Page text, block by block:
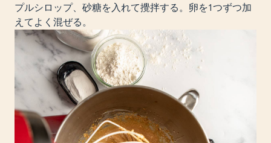
プルシロップ、砂糖を入れて攪拌する。卵を1つずつ加
えてよく混ぜる。